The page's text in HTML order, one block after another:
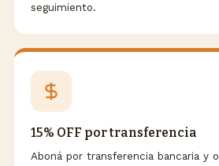
seguimiento.
15% OFF por transferencia
Aboná por transferencia bancaria y